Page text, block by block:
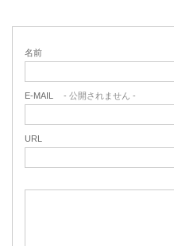
名前
E-MAIL - 公開されません -
URL